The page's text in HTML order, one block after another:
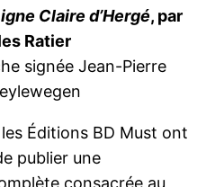
Claire d’Hergé, par
Ratier
signée Jean-Pierre
Éditions BD Must ont
publier une